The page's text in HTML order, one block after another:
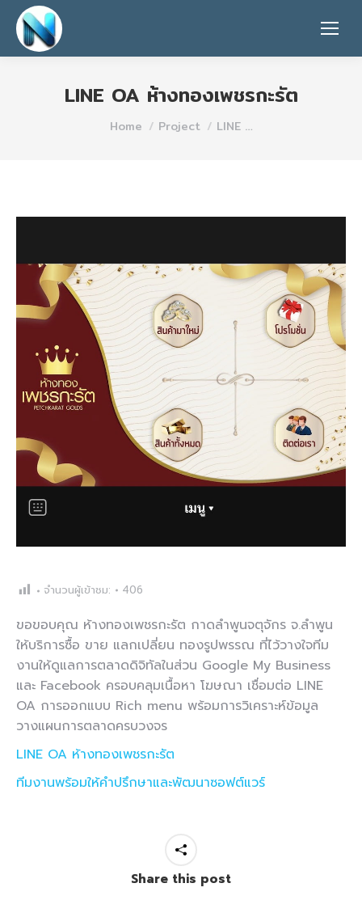
LINE OA ห้างทองเพชรกะรัต
You are here:
Home Project LINE …
จำนวนผู้เข้าชม: 406
ขอขอบคุณ ห้างทองเพชรกะรัต กาดลำพูนจตุจักร จ.ลำพูน
ให้บริการซื้อ ขาย แลกเปลี่ยน ทองรูปพรรณ ที่ไว้วางใจทีม
งานให้ดูแลการตลาดดิจิทัลในส่วน Google My Business
และ Facebook ครอบคลุมเนื้อหา โฆษณา เชื่อมต่อ LINE
OA การออกแบบ Rich menu พร้อมการวิเคราะห์ข้อมูล
วางแผนการตลาดครบวงจร
LINE OA ห้างทองเพชรกะรัต
ทีมงานพร้อมให้คำปรึกษาและพัฒนาซอฟต์แวร์
Share this post